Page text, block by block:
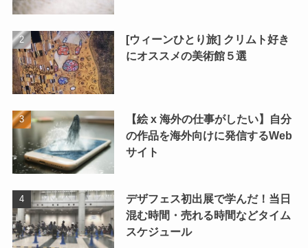
[ウィーンひとり旅] クリムト好き
にオススメの美術館５選
【絵 x 海外の仕事がしたい】自分
の作品を海外向けに発信するWeb
サイト
デザフェス初出展で学んだ！当日
混む時間・売れる時間などタイム
スケジュール